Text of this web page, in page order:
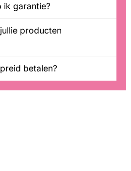
ik garantie?
producten
betalen?